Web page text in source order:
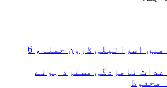
مغربی کنارے میں اسرائیلی ڈرون حملہ، 6
نامزدگی مسترد ہونے
محفوظ